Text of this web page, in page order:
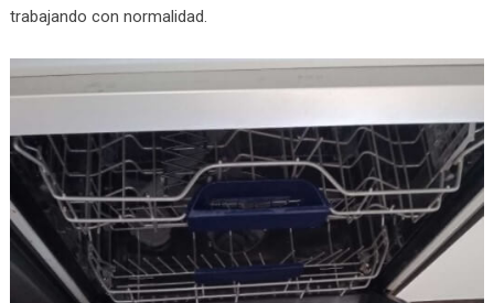
trabajando con normalidad.